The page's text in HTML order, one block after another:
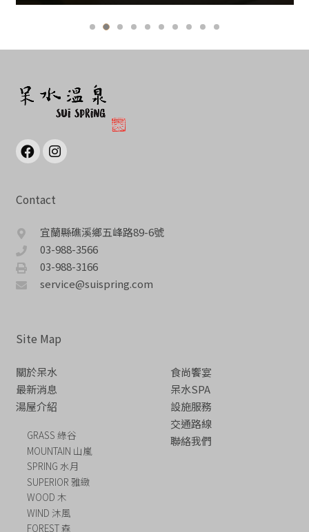
Contact
宜蘭縣礁溪鄉五峰路89-6號
03-988-3566
03-988-3166
service@suispring.com
Site Map
關於呆水
最新消息
湯屋介紹
GRASS 綠谷
MOUNTAIN 山嵐
SPRING 水月
SUPERIOR 雅緻
WOOD 木
WIND 沐風
FOREST 森
食尚饗宴
呆水SPA
設施服務
交通路線
聯絡我們